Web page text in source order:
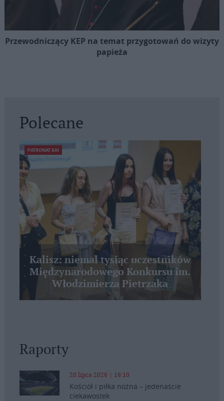
Przewodniczący KEP na temat przygotowań do wizyty
papieża
Polecane
PATRONAT KAI
Kalisz: niemal tysiąc uczestników
Międzynarodowego Konkursu im.
Włodzimierza Pietrzaka
Raporty
20 lipca 2026 | 19:10
Kościół i piłka nożna – jedenaście
ciekawostek